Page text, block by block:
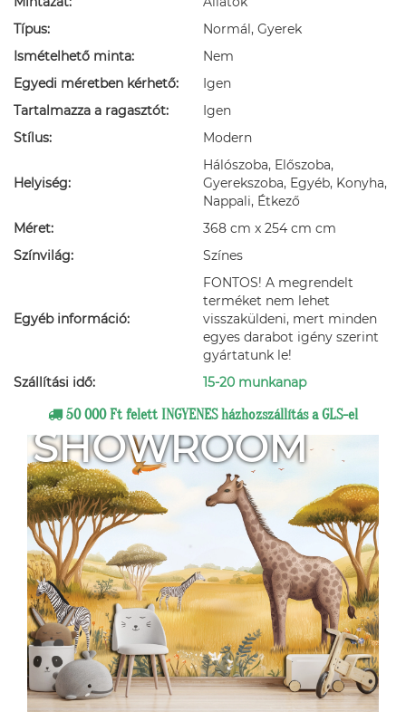
Típus:
Normál, Gyerek
Ismételhető minta:
Nem
Egyedi méretben kérhető:
Igen
Tartalmazza a ragasztót:
Igen
Stílus:
Modern
Helyiség:
Hálószoba, Előszoba,
Gyerekszoba, Egyéb, Konyha,
Nappali, Étkező
Méret:
368 cm x 254 cm cm
Színvilág:
Színes
Egyéb információ:
FONTOS! A megrendelt
terméket nem lehet
visszaküldeni, mert minden
egyes darabot igény szerint
gyártatunk le!
Szállítási idő:
15-20 munkanap
50 000 Ft felett INGYENES házhozszállítás a GLS-el
SHOWROOM